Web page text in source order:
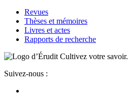
Revues
Thèses et mémoires
Livres et actes
Rapports de recherche
Cultivez votre savoir.
Suivez-nous :